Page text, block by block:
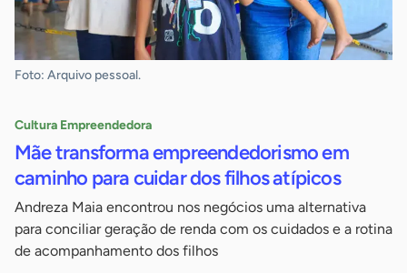
Foto: Arquivo pessoal.
Cultura Empreendedora
Mãe transforma empreendedorismo em
caminho para cuidar dos filhos atípicos
Andreza Maia encontrou nos negócios uma alternativa
para conciliar geração de renda com os cuidados e a rotina
de acompanhamento dos filhos